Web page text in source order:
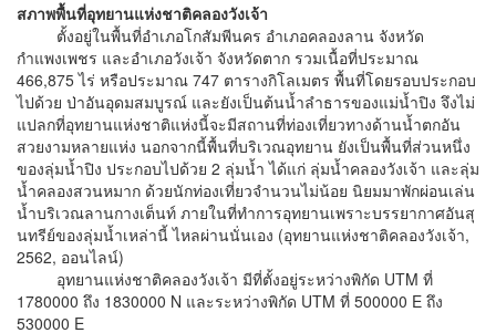
สภาพพื้นที่อุทยานแห่งชาติคลองวังเจ้า
ตั้งอยู่ในพื้นที่อำเภอโกสัมพีนคร อำเภอคลองลาน จังหวัด
กำแพงเพชร และอำเภอวังเจ้า จังหวัดตาก รวมเนื้อที่ประมาณ
466,875 ไร่ หรือประมาณ 747 ตารางกิโลเมตร พื้นที่โดยรอบประกอบ
ไปด้วย ป่าอันอุดมสมบูรณ์ และยังเป็นต้นน้ำลำธารของแม่น้ำปิง จึงไม่
แปลกที่อุทยานแห่งชาติแห่งนี้จะมีสถานที่ท่องเที่ยวทางด้านน้ำตกอัน
สวยงามหลายแห่ง นอกจากนี้พื้นที่บริเวณอุทยาน ยังเป็นพื้นที่ส่วนหนึ่ง
ของลุ่มน้ำปิง ประกอบไปด้วย 2 ลุ่มน้ำ ได้แก่ ลุ่มน้ำคลองวังเจ้า และลุ่ม
น้ำคลองสวนหมาก ด้วยนักท่องเที่ยวจำนวนไม่น้อย นิยมมาพักผ่อนเล่น
น้ำบริเวณลานกางเต็นท์ ภายในที่ทำการอุทยานเพราะบรรยากาศอันสุ
นทรีย์ของลุ่มน้ำเหล่านี้ ไหลผ่านนั่นเอง (อุทยานแห่งชาติคลองวังเจ้า,
2562, ออนไลน์)
อุทยานแห่งชาติคลองวังเจ้า มีที่ตั้งอยู่ระหว่างพิกัด UTM ที่
1780000 ถึง 1830000 N และระหว่างพิกัด UTM ที่ 500000 E ถึง
530000 E